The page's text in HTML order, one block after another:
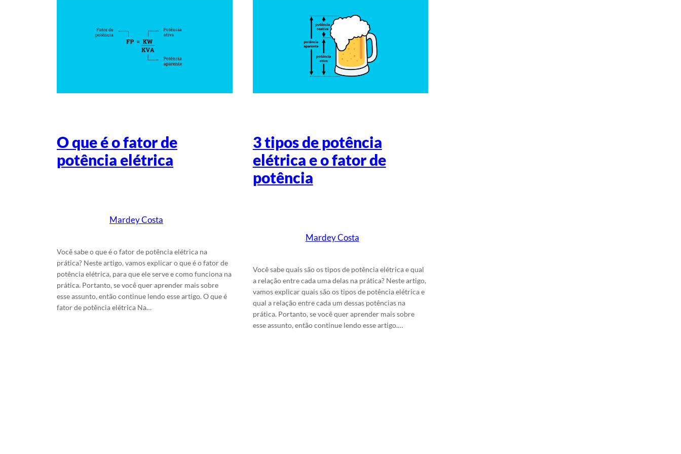
O que é o fator de
potência elétrica
Mardey Costa
Você sabe o que é o fator de potência elétrica na
prática? Neste artigo, vamos explicar o que é o fator de
potência elétrica, para que ele serve e como funciona na
prática. Portanto, se você quer aprender mais sobre
esse assunto, então continue lendo esse artigo. O que é
fator de potência elétrica Na…
3 tipos de potência
elétrica e o fator de
potência
Mardey Costa
Você sabe quais são os tipos de potência elétrica e qual
a relação entre cada uma delas na prática? Neste artigo,
vamos explicar quais são os tipos de potência elétrica e
qual a relação entre cada um dessas potências na
prática. Portanto, se você quer aprender mais sobre
esse assunto, então continue lendo esse artigo.…